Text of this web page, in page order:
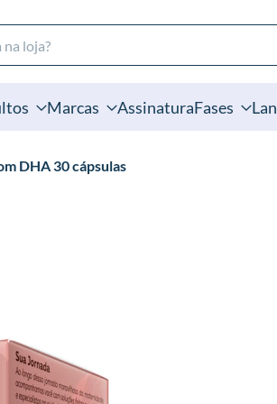
Marcas AssinaturaFases
DHA 30 cápsulas